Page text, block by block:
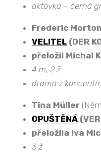
aktovka – černá
Frederic Morton
VELITEL (DER
přeložil Michal
4 m, 2 ž
drama z
Tina Müller
OPUŠTĚNÁ
přeložila Iva
3 ž